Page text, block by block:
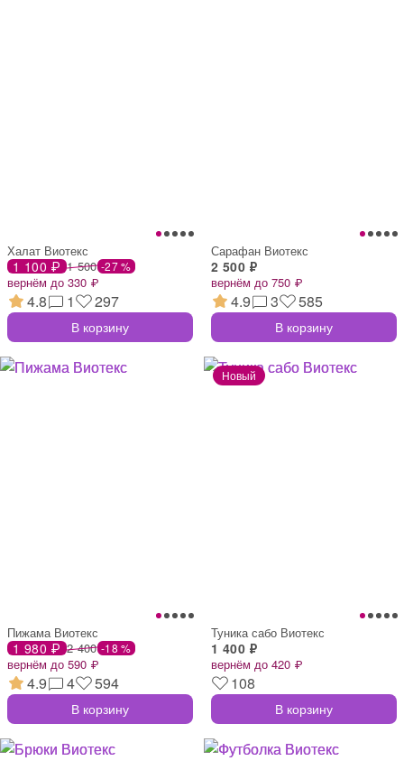
Халат Виотекс
1 100 ₽ 1 500 -27 %
вернём до 330 ₽
4.8 1 297
В корзину
Сарафан Виотекс
2 500 ₽
вернём до 750 ₽
4.9 3 585
В корзину
Пижама Виотекс
1 980 ₽ 2 400 -18 %
вернём до 590 ₽
4.9 4 594
В корзину
Туника сабо Виотекс
1 400 ₽
вернём до 420 ₽
108
В корзину